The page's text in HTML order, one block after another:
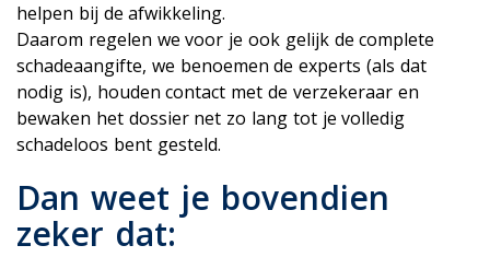
helpen bij de afwikkeling.
Daarom regelen we voor je ook gelijk de complete
schadeaangifte, we benoemen de experts (als dat
nodig is), houden contact met de verzekeraar en
bewaken het dossier net zo lang tot je volledig
schadeloos bent gesteld.
Dan weet je bovendien
zeker dat: